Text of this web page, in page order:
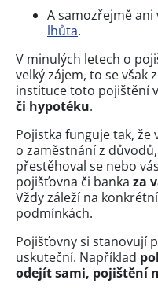
A samozřejmě ani
lhůta.
V minulých letech o
velký zájem, to se však
instituce toto pojištění
či hypotéku.
Pojistka funguje tak,
o zaměstnání z
přestěhoval se nebo vás
pojišťovna či banka za
Vždy záleží na
podmínkách.
Pojišťovny si stanovují
uskuteční. Například
odejít sami, pojištění